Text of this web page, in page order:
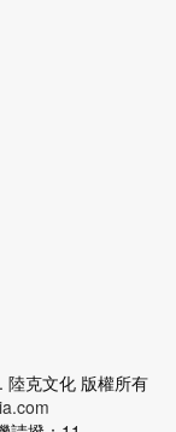
克文化 版權所有